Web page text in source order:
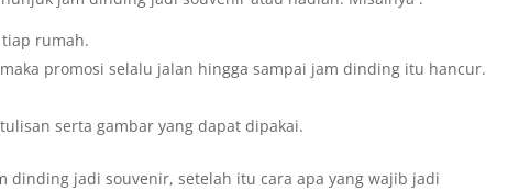
rumah.
promosi selalu jalan hingga sampai jam dinding itu hancur.
serta gambar yang dapat dipakai.
dinding jadi souvenir, setelah itu cara apa yang wajib jadi